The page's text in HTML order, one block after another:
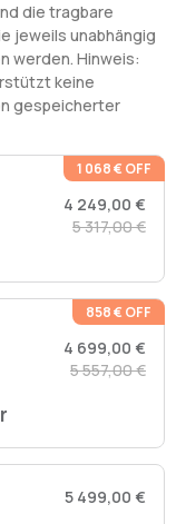
einzugeben und
Region verfügbar
Lieferadresse
beachten Sie bitte,
vom Käufer
ist, einen
finden.Klicken Sie
Umschalters
die tragbare
jeweils unabhängig
werden. Hinweis:
keine
gespeicherter
1 068 € OFF
4 249,00 €
5 317,00 €
858 € OFF
4 699,00 €
5 557,00 €
5 499,00 €